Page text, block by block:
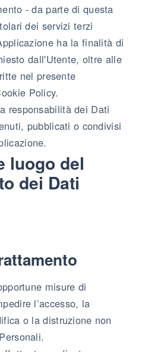
- da parte di questa
dei servizi terzi
ha la finalità di
dall'Utente, oltre alle
nel presente
Policy.
responsabilità dei Dati
pubblicati o condivisi
luogo del
dei Dati
misure di
l’accesso, la
o la distruzione non